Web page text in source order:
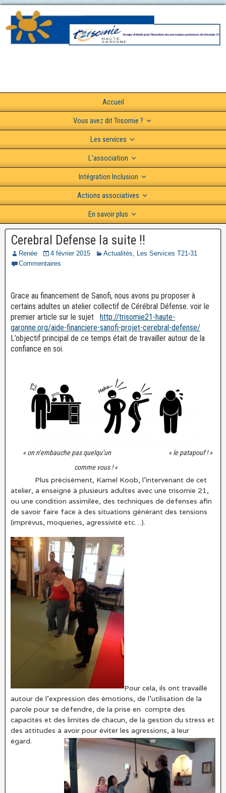
Accueil
Vous avez dit Trisomie ?
Les services
L’association
Intégration Inclusion
Actions associatives
En savoir plus
Cerebral Defense la suite !!
Renée 4 février 2015 Actualités, Les Services T21-31
Commentaires
Grace au financement de Sanofi, nous avons pu proposer à
certains adultes un atelier collectif de Cérébral Défense. voir le
premier article sur le sujet http://trisomie21-haute-
garonne.org/aide-financiere-sanofi-projet-cerebral-defense/
L’objectif principal de ce temps était de travailler autour de la
confiance en soi.
« on n’embauche pas quelqu’un « le patapouf ! »
comme vous ! «
Plus précisément, Kamel Koob, l’intervenant de cet
atelier, a enseigné à plusieurs adultes avec une trisomie 21,
ou une condition assimilée, des techniques de défenses afin
de savoir faire face à des situations générant des tensions
(imprévus, moqueries, agressivité etc…).
Pour cela, ils ont travaillé
autour de l’expression des émotions, de l’utilisation de la
parole pour se défendre, de la prise en compte des
capacités et des limites de chacun, de la gestion du stress et
des attitudes à avoir pour éviter les agressions, à leur
égard.